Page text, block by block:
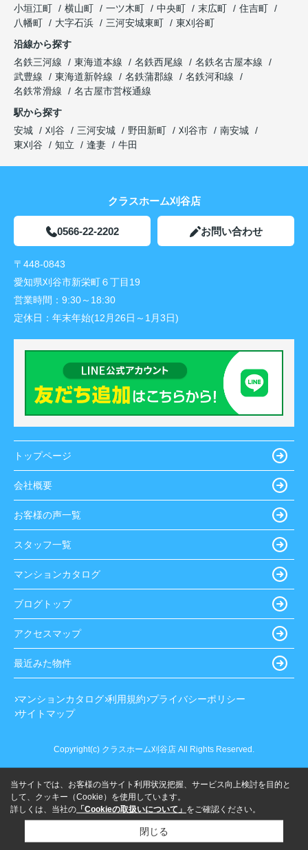
小垣江町
横山町 一ツ木町 中央町 末広町
住吉町
八幡町
大字石浜 三河安城東町
東刈谷町
沿線から探す
名鉄三河線
東海道本線 名鉄西尾線
名鉄名古屋本線
武豊線
東海道新幹線 名鉄蒲郡線
名鉄河和線
名鉄常滑線
名古屋市営桜通線
駅から探す
安城
刈谷 三河安城 野田新町 刈谷市
南安城
東刈谷
知立 逢妻 牛田
クラスホーム刈谷店
0566-22-2202 お問い合わせ
〒448-0843
愛知県刈谷市新栄町６丁目19
営業時間： 9:30～18:30
定休日： 年末年始(12月26日～1月3日)
トップページ
会社概要
お客様の声一覧
スタッフ一覧
マンションカタログ
ブログトップ
アクセスマップ
最近みた物件
マンションカタログ 利用規約 プライバシーポリシー
サイトマップ
Copyright(c) クラスホーム刈谷店 All Rights Reserved.
当サイトでは、お客様の当サイト利用状況把握、サービス向上検討を目的と
して、クッキー（Cookie）を使用しています。
詳しくは、当社の 「Cookieの取扱いについて」 をご確認ください。
閉じる